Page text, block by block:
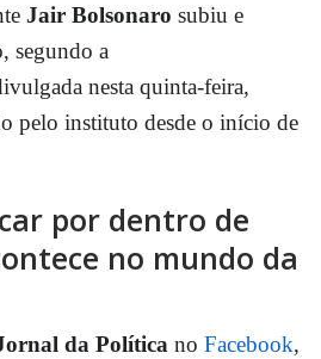
Jair Bolsonaro subiu e
segundo a
nesta quinta-feira,
pelo instituto desde o início de
por dentro de
no mundo da
da Política no Facebook,